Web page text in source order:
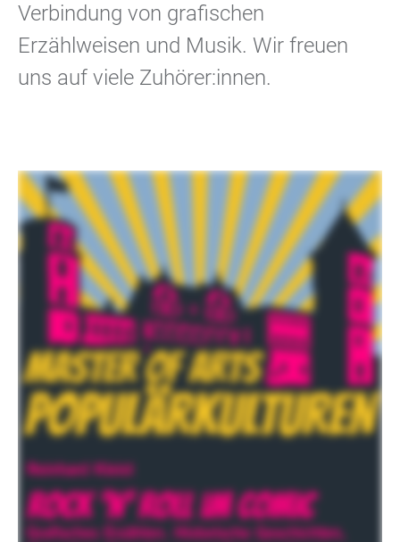
Verbindung von grafischen
Erzählweisen und Musik. Wir freuen
uns auf viele Zuhörer:innen.